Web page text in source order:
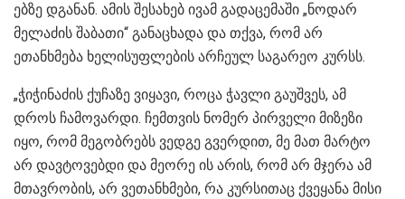
ებ­ზე დგა­ნან. ამის შესახებ ივამ გადაცემაში „ნოდარ
მელაძის შაბათი“ განაცხადა და თქვა, რომ არ
ეთანხმება ხელისუფლების არჩეულ საგარეო კურსს.
„ჭი­ჭი­ნა­ძის ქუ­ჩა­ზე ვი­ყა­ვი, როცა ჭავ­ლი გა­უშ­ვეს, ამ
დროს ჩა­მო­ვარ­დი. ჩემ­თვის ნო­მერ პირ­ვე­ლი მი­ზე­ზი
იყო, რომ მე­გობ­რებს ვედ­გე გვერ­დით, მე მათ მარ­ტო
არ დავ­ტო­ვებ­დი და მე­ო­რე ის არის, რომ არ მჯე­რა ამ
მთავ­რო­ბის, არ ვე­თან­ხმე­ბი, რა კურ­სი­თაც ქვე­ყა­ნა მისი